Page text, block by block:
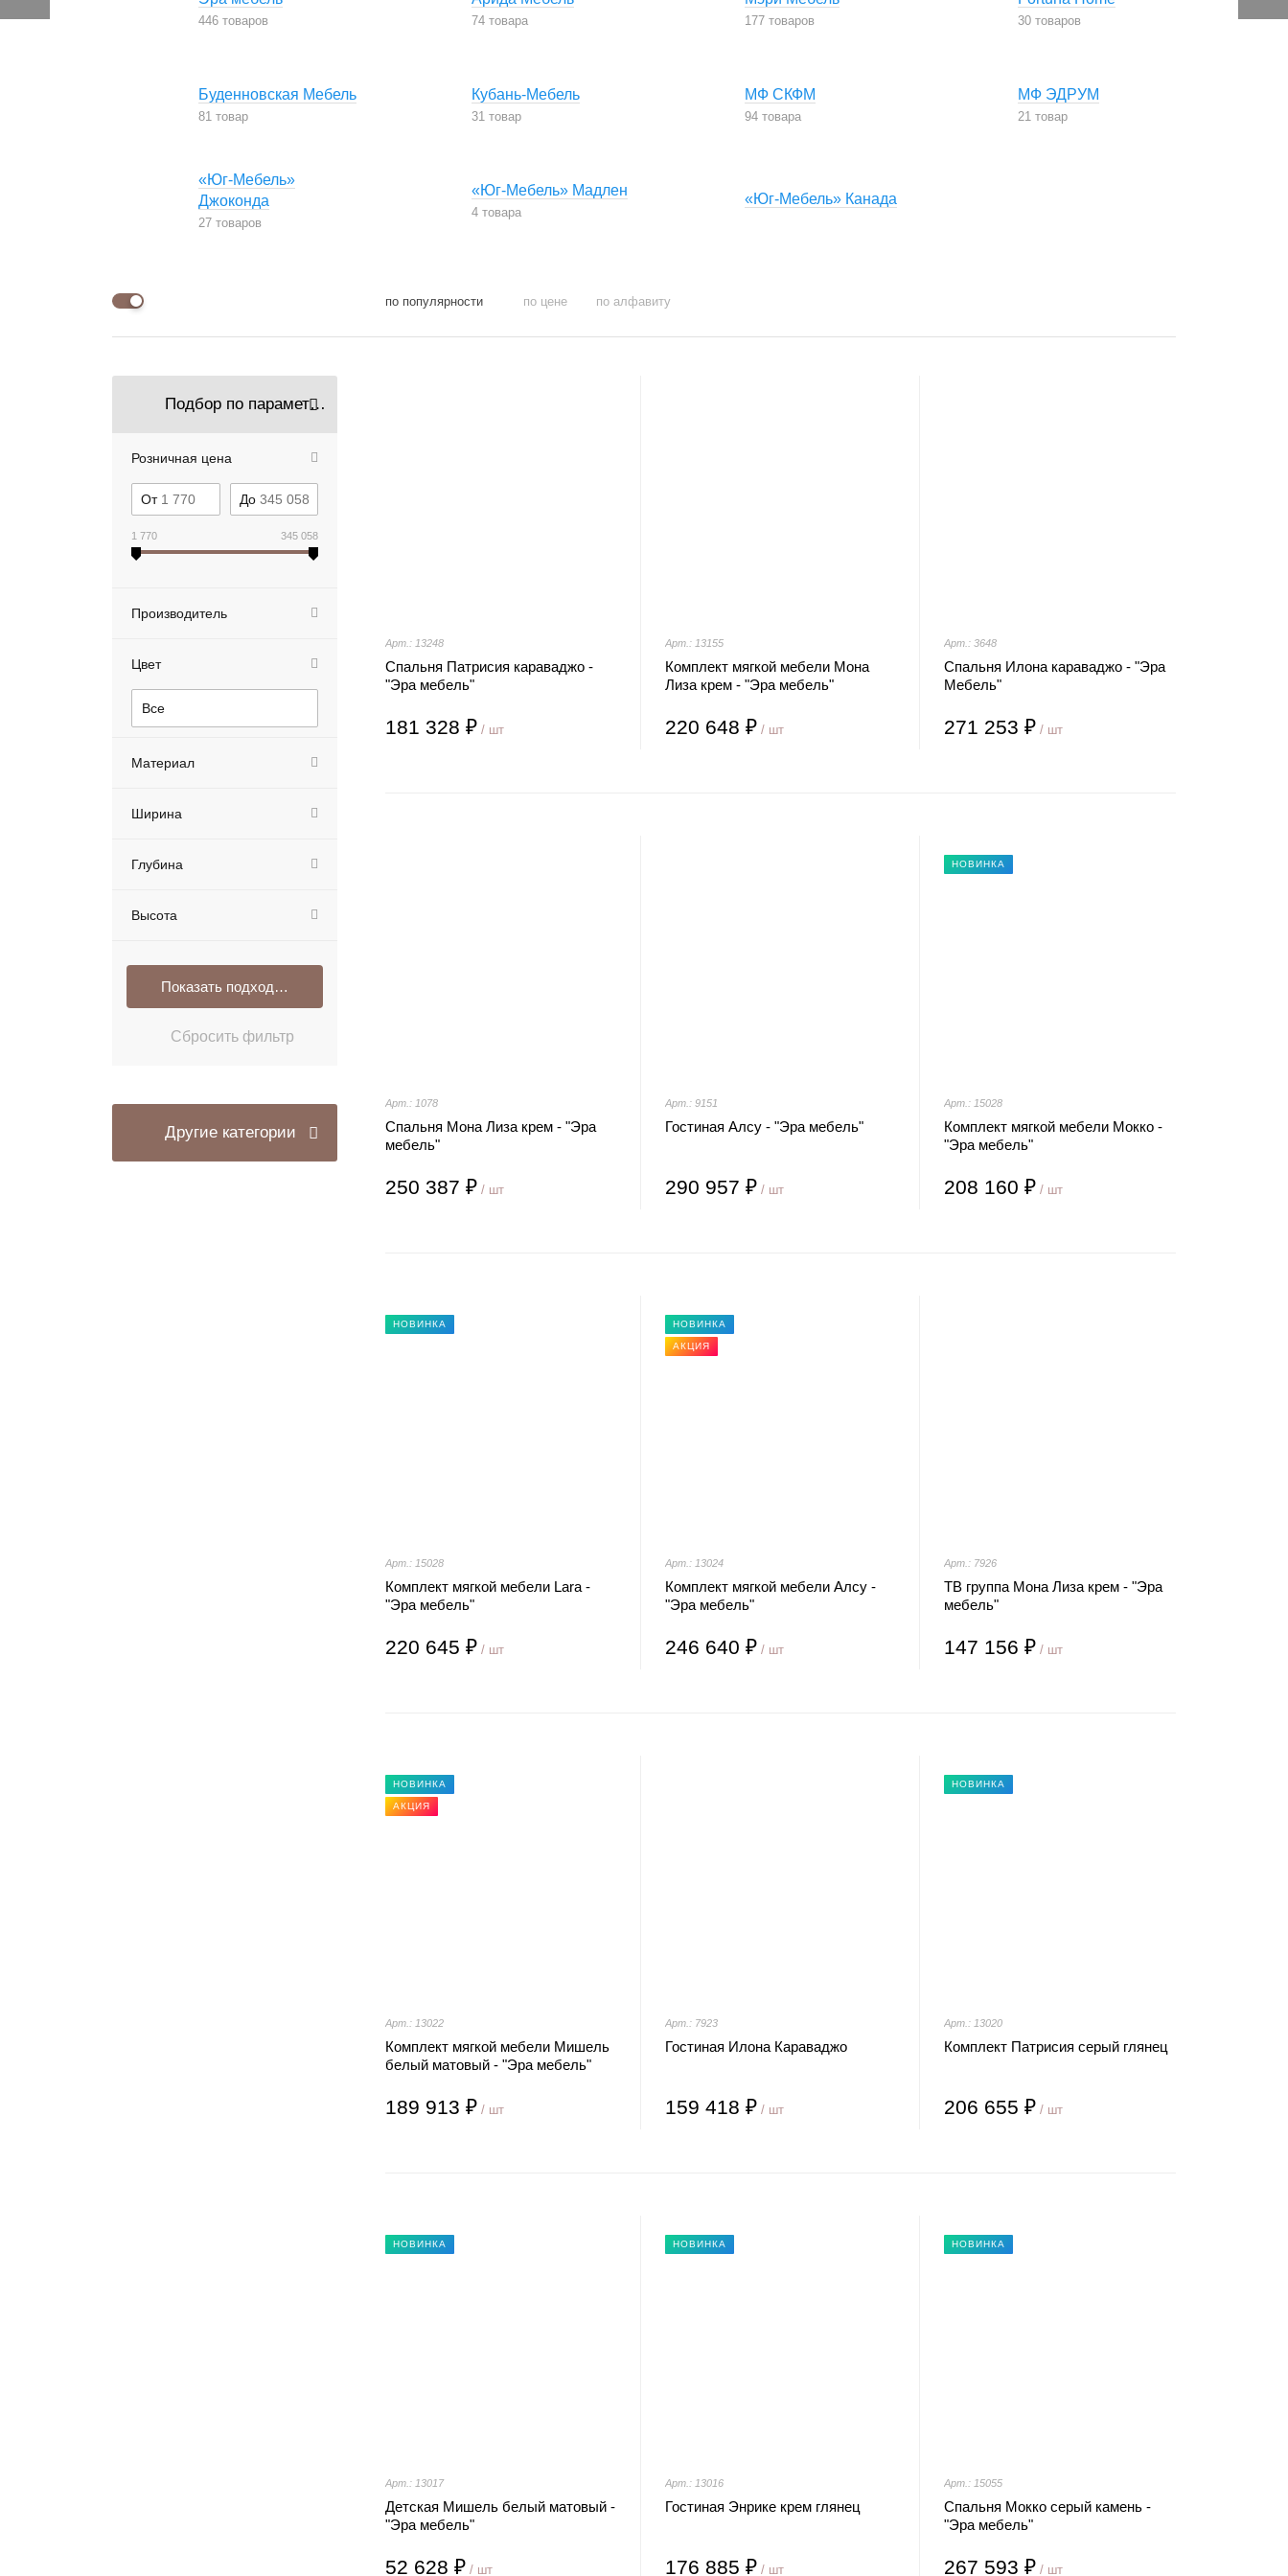
446 товаров 74 товара 177 товаров 30 товаров
Буденновская Мебель
81 товар
Кубань-Мебель
31 товар
МФ СКФМ
94 товара
МФ ЭДРУМ
21 товар
«Юг-Мебель»
Джоконда
27 товаров
«Юг-Мебель» Мадлен
4 товара
«Юг-Мебель» Канада
по популярности по цене по алфавиту
Подбор по параметрам
Розничная цена
От До
1 770 345 058
Производитель
Цвет
Все
Материал
Ширина
Глубина
Высота
Другие категории
Арт.: 13248
Спальня Патрисия караваджо -
"Эра мебель"
181 328 ₽ / шт
Арт.: 13155
Комплект мягкой мебели Мона
Лиза крем - "Эра мебель"
220 648 ₽/ шт
Арт.: 3648
Спальня Илона караваджо - "Эра
Мебель"
271 253 ₽ / шт
Арт.: 1078
Спальня Мона Лиза крем - "Эра
мебель"
250 387 ₽ / шт
Арт.: 9151
Гостиная Алсу - "Эра мебель"
290 957 ₽/ шт
НОВИНКА
Арт.: 15028
Комплект мягкой мебели Мокко -
"Эра мебель"
208 160 ₽ / шт
НОВИНКА
Арт.: 15028
Комплект мягкой мебели Lara -
"Эра мебель"
220 645 ₽ / шт
НОВИНКА
АКЦИЯ
Арт.: 13024
Комплект мягкой мебели Алсу -
"Эра мебель"
246 640 ₽/ шт
Арт.: 7926
ТВ группа Мона Лиза крем - "Эра
мебель"
147 156 ₽ / шт
НОВИНКА
АКЦИЯ
Арт.: 13022
Комплект мягкой мебели Мишель
белый матовый - "Эра мебель"
189 913 ₽ / шт
Арт.: 7923
Гостиная Илона Караваджо
159 418 ₽/ шт
НОВИНКА
Арт.: 13020
Комплект Патрисия серый глянец
206 655 ₽ / шт
НОВИНКА
Арт.: 13017
Детская Мишель белый матовый -
"Эра мебель"
52 628 ₽ / шт
НОВИНКА
Арт.: 13016
Гостиная Энрике крем глянец
176 885 ₽/ шт
НОВИНКА
Арт.: 15055
Спальня Мокко серый камень -
"Эра мебель"
267 593 ₽ / шт